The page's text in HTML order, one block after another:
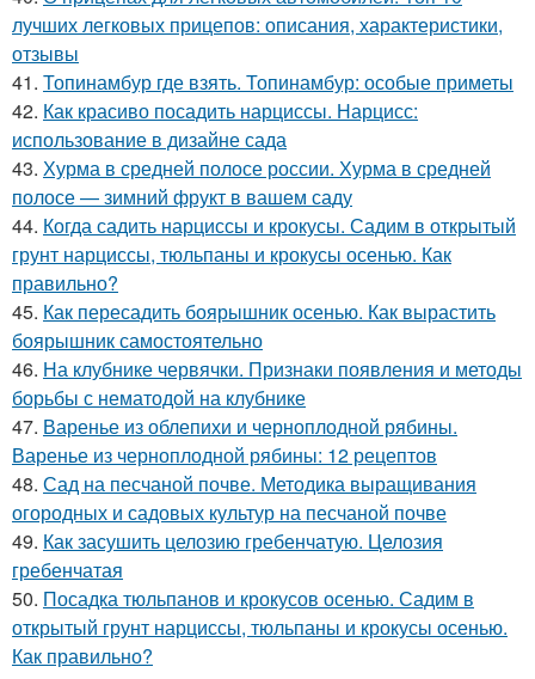
лучших легковых прицепов: описания, характеристики,
отзывы
41. Топинамбур где взять. Топинамбур: особые приметы
42. Как красиво посадить нарциссы. Нарцисс:
использование в дизайне сада
43. Хурма в средней полосе россии. Хурма в средней
полосе — зимний фрукт в вашем саду
44. Когда садить нарциссы и крокусы. Садим в открытый
грунт нарциссы, тюльпаны и крокусы осенью. Как
правильно?
45. Как пересадить боярышник осенью. Как вырастить
боярышник самостоятельно
46. На клубнике червячки. Признаки появления и методы
борьбы с нематодой на клубнике
47. Варенье из облепихи и черноплодной рябины.
Варенье из черноплодной рябины: 12 рецептов
48. Сад на песчаной почве. Методика выращивания
огородных и садовых культур на песчаной почве
49. Как засушить целозию гребенчатую. Целозия
гребенчатая
50. Посадка тюльпанов и крокусов осенью. Садим в
открытый грунт нарциссы, тюльпаны и крокусы осенью.
Как правильно?